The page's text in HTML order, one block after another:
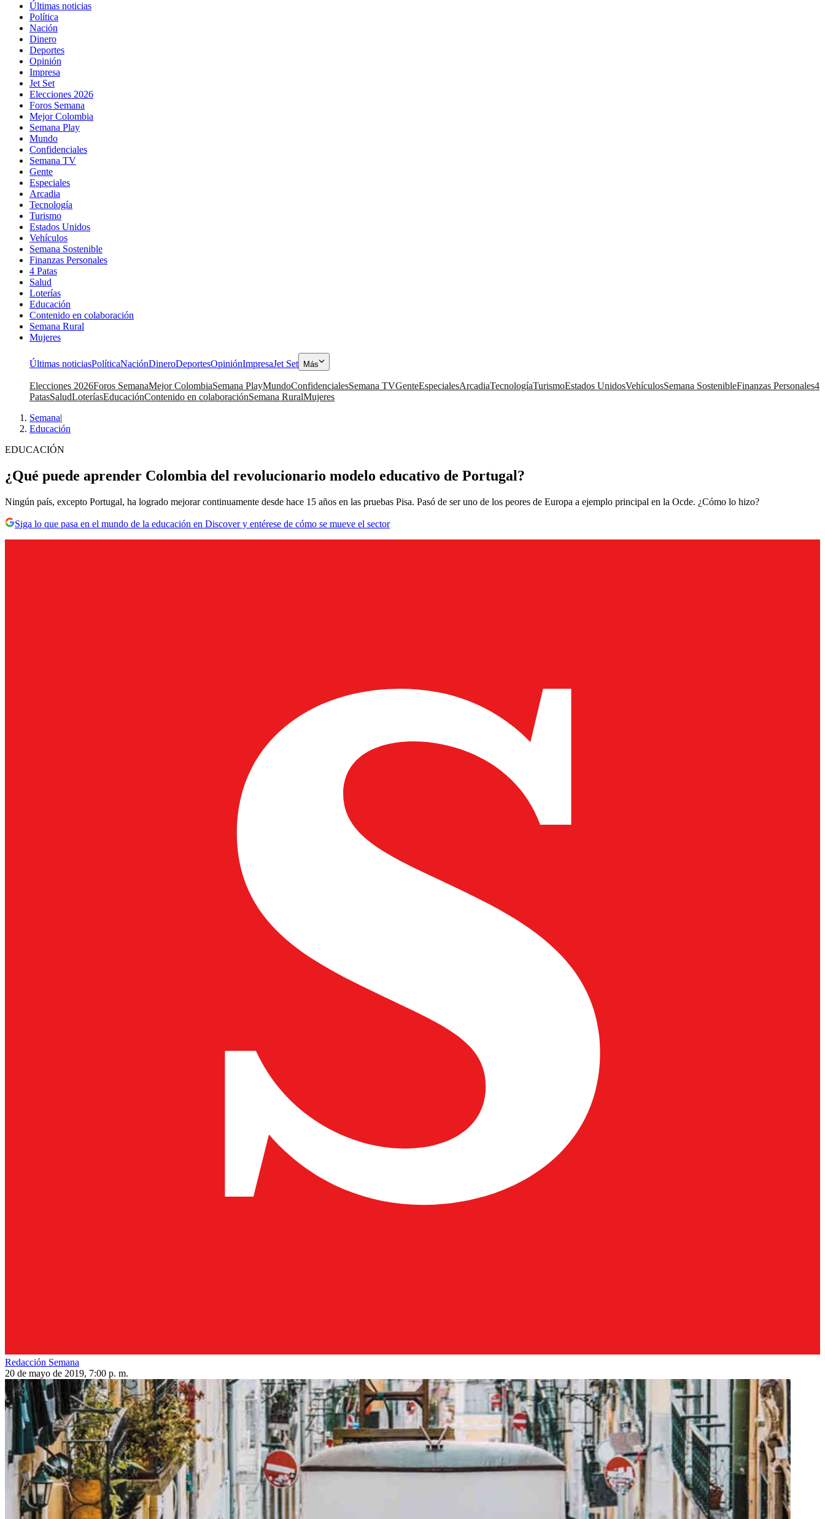
Últimas noticias
Política
Nación
Dinero
Deportes
Opinión
Impresa
Jet Set
Elecciones 2026
Foros Semana
Mejor Colombia
Semana Play
Mundo
Confidenciales
Semana TV
Gente
Especiales
Arcadia
Tecnología
Turismo
Estados Unidos
Vehículos
Semana Sostenible
Finanzas Personales
4 Patas
Salud
Loterías
Educación
Contenido en colaboración
Semana Rural
Mujeres
Últimas noticiasPolíticaNaciónDineroDeportesOpiniónImpresaJet Set Más
Elecciones 2026Foros SemanaMejor ColombiaSemana PlayMundoConfidencialesSemana TVGenteEspecialesArcadiaTecnologíaTurismoEstados UnidosVehículosSemana SostenibleFinanzas Personales4
PatasSaludLoteríasEducaciónContenido en colaboraciónSemana RuralMujeres
Semana|
Educación
EDUCACIÓN
¿Qué puede aprender Colombia del revolucionario modelo educativo de Portugal?
Ningún país, excepto Portugal, ha logrado mejorar continuamente desde hace 15 años en las pruebas Pisa. Pasó de ser uno de los peores de Europa a ejemplo principal en la Ocde. ¿Cómo lo hizo?
Siga lo que pasa en el mundo de la educación en Discover y entérese de cómo se mueve el sector
Redacción Semana
20 de mayo de 2019, 7:00 p. m.